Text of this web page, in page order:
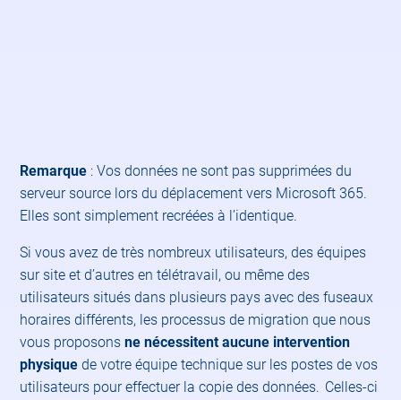
Remarque : Vos données ne sont pas supprimées du
serveur source lors du déplacement vers Microsoft 365.
Elles sont simplement recréées à l’identique.
Si vous avez de très nombreux utilisateurs, des équipes
sur site et d’autres en télétravail, ou même des
utilisateurs situés dans plusieurs pays avec des fuseaux
horaires différents, les processus de migration que nous
vous proposonsne nécessitent aucune intervention
physique de votre équipe technique sur les postes de vos
utilisateurs pour effectuer la copie des données. Celles-ci